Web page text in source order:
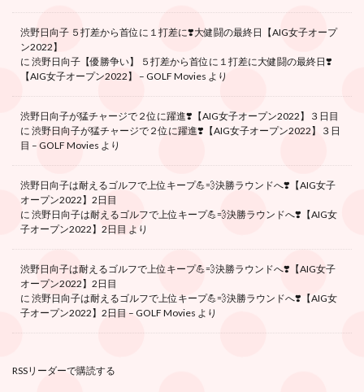
渋野日向子 ５打差から首位に１打差に❣️大健闘の最終日【AIG女子オープ
ン2022】
に 渋野日向子【優勝争い】 ５打差から首位に１打差に大健闘の最終日❣️
【AIG女子オープン2022】 – GOLF Movies より
渋野日向子が猛チャージで２位に躍進❣️【AIG女子オープン2022】３日目
に 渋野日向子が猛チャージで２位に躍進❣️【AIG女子オープン2022】３日
目 – GOLF Movies より
渋野日向子は耐えるゴルフで上位キープ💪💨決勝ラウンドへ❣️【AIG女子
オープン2022】2日目
に 渋野日向子は耐えるゴルフで上位キープ💪💨決勝ラウンドへ❣️【AIG女
子オープン2022】2日目 より
渋野日向子は耐えるゴルフで上位キープ💪💨決勝ラウンドへ❣️【AIG女子
オープン2022】2日目
に 渋野日向子は耐えるゴルフで上位キープ💪💨決勝ラウンドへ❣️【AIG女
子オープン2022】2日目 – GOLF Movies より
RSSリーダーで購読する